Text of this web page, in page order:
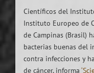
Científicos del
Instituto Europeo de
de Campinas (Brasil)
bacterias buenas del
contra infecciones y
de cáncer, informa